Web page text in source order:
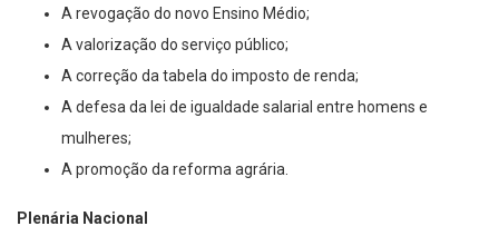
A revogação do novo Ensino Médio;
A valorização do serviço público;
A correção da tabela do imposto de renda;
A defesa da lei de igualdade salarial entre homens e
mulheres;
A promoção da reforma agrária.
Plenária Nacional